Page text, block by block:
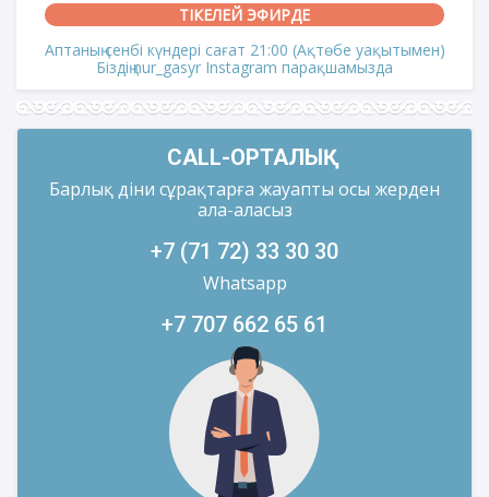
ТІКЕЛЕЙ ЭФИРДЕ
Аптаның сенбі күндері сағат 21:00 (Ақтөбе уақытымен)
Біздің nur_gasyr Instagram парақшамызда
CALL-ОРТАЛЫҚ
Барлық діни сұрақтарға жауапты осы жерден
ала-аласыз
+7 (71 72) 33 30 30
Whatsapp
+7 707 662 65 61